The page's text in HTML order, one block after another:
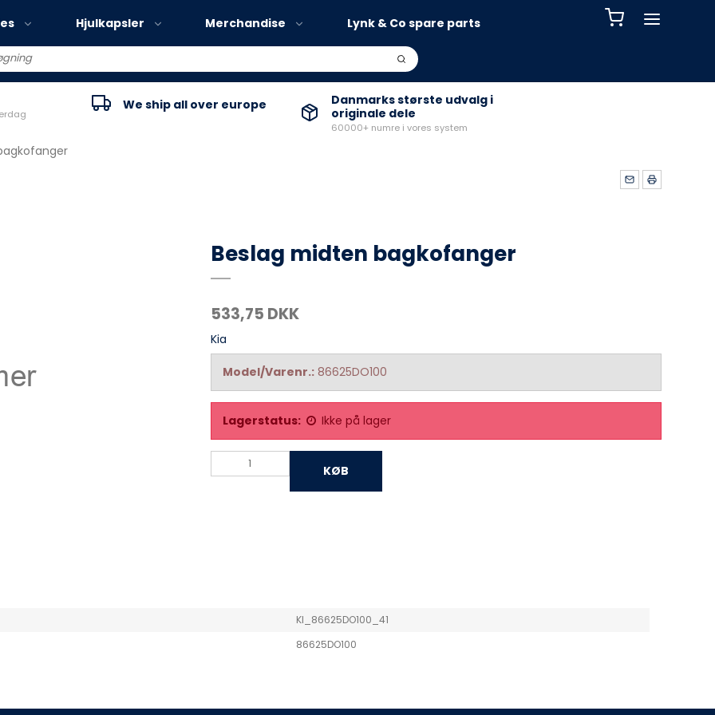
Volvo EX30
Volvo EC40
Hjulkapsler Merchandise Lynk & Co spare parts
We ship all over europe
Danmarks største udvalg i
originale dele
60000+ numre i vores system
Beslag midten bagkofanger
533,75 DKK
Kia
Model/Varenr.: 86625DO100
Lagerstatus: Ikke på lager
KØB
KI_86625DO100_41
86625DO100